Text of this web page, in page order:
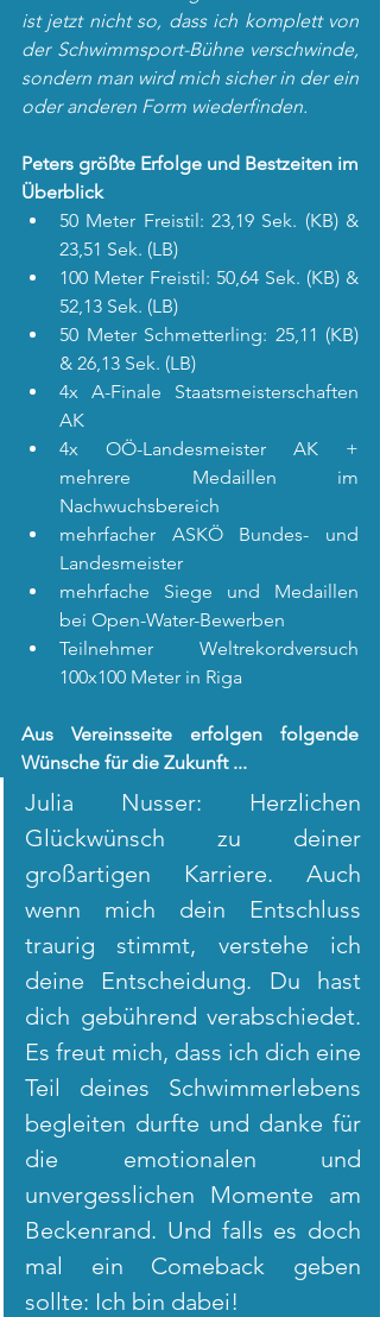
ist jetzt nicht so, dass ich komplett von
der Schwimmsport-Bühne verschwinde,
sondern man wird mich sicher in der ein
oder anderen Form wiederfinden.
Peters größte Erfolge und Bestzeiten im
Überblick
50 Meter Freistil: 23,19 Sek. (KB) &
23,51 Sek. (LB)
100 Meter Freistil: 50,64 Sek. (KB) &
52,13 Sek. (LB)
50 Meter Schmetterling: 25,11 (KB)
& 26,13 Sek. (LB)
4x A-Finale Staatsmeisterschaften
AK
4x OÖ-Landesmeister AK +
mehrere Medaillen im
Nachwuchsbereich
mehrfacher ASKÖ Bundes- und
Landesmeister
mehrfache Siege und Medaillen
bei Open-Water-Bewerben
Teilnehmer Weltrekordversuch
100x100 Meter in Riga
Aus Vereinsseite erfolgen folgende
Wünsche für die Zukunft ...
Julia Nusser: Herzlichen
Glückwünsch zu deiner
großartigen Karriere. Auch
wenn mich dein Entschluss
traurig stimmt, verstehe ich
deine Entscheidung. Du hast
dich gebührend verabschiedet.
Es freut mich, dass ich dich eine
Teil deines Schwimmerlebens
begleiten durfte und danke für
die emotionalen und
unvergesslichen Momente am
Beckenrand. Und falls es doch
mal ein Comeback geben
sollte: Ich bin dabei!